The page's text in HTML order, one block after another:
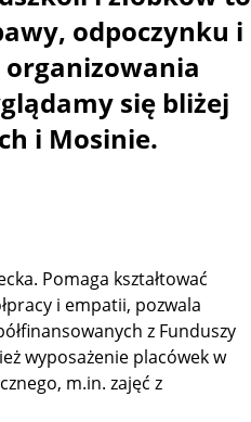
odpoczynku i
się bliżej
i Mosinie.
Pomaga kształtować
i empatii, pozwala
z Funduszy
wyposażenie placówek w
m.in. zajęć z